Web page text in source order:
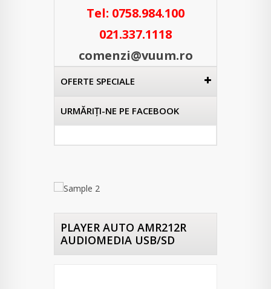
Tel: 0758.984.100
021.337.1118
comenzi@vuum.ro
OFERTE SPECIALE
URMĂRIŢI-NE PE FACEBOOK
PLAYER AUTO AMR212R
AUDIOMEDIA USB/SD